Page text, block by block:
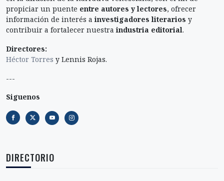
propiciar un puente entre autores y lectores, ofrecer
información de interés ainvestigadores literarios y
contribuir a fortalecer nuestraindustria editorial.
Directores:
Héctor Torres y Lennis Rojas.
---
Siguenos
DIRECTORIO